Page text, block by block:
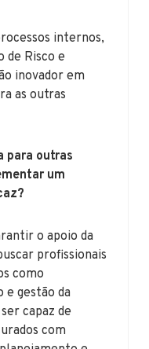
internos,
de Risco e
inovador em
as outras
para outras
um
o apoio da
profissionais
como
e gestão da
capaz de
com